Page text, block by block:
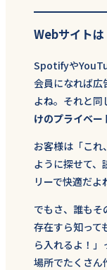
Webサイトは
Spotifyや
会員になれば広
よね。それと同
けのプライベー
お客様は「これ
ように探せて、
リーで快適だよ
でもさ、誰もそ
存在すら知って
ら入れるよ！
場所でたくさん